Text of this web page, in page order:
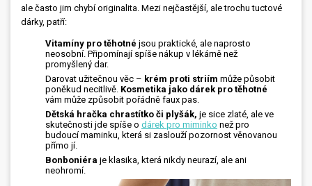
Novinky Blog
Kontakty
Můj profil
ale často jim chybí originalita. Mezi nejčastější, ale trochu tuctové
dárky, patří:
Vitamíny pro těhotné jsou praktické, ale naprosto
neosobní. Připomínají spíše nákup v lékárně než
promyšlený dar.
Darovat užitečnou věc – krém proti striím může působit
poněkud necitlivě. Kosmetika jako dárek pro těhotné
vám může způsobit pořádně faux pas.
Dětská hračka chrastítko či plyšák, je sice zlaté, ale ve
skutečnosti jde spíše o dárek pro miminko než pro
budoucí maminku, která si zaslouží pozornost věnovanou
přímo jí.
Bonboniéra je klasika, která nikdy neurazí, ale ani
neohromí.